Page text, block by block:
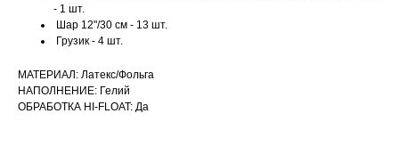
- 1 шт.
Шар 12"/30 см - 13 шт.
Грузик - 4 шт.
МАТЕРИАЛ: Латекс/Фольга
НАПОЛНЕНИЕ: Гелий
ОБРАБОТКА HI-FLOAT: Да